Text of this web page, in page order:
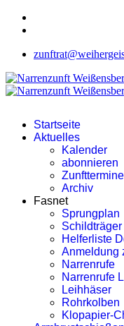
Startseite
Aktuelles
Kalender
abonnieren
Zunfttermine
Archiv
Fasnet
Sprungplan
Schildträger
Helferliste
Anmeldung
Narrenrufe
Narrenrufe
Leihhäser
Rohrkolben
Klopapier-